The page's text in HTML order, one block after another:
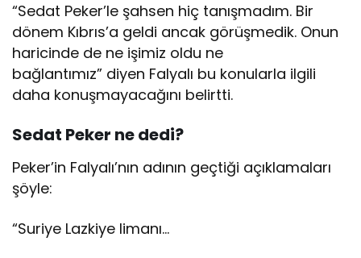
“Sedat Peker’le şahsen hiç tanışmadım. Bir
dönem Kıbrıs’a geldi ancak görüşmedik. Onun
haricinde de ne işimiz oldu ne
bağlantımız” diyen Falyalı bu konularla ilgili
daha konuşmayacağını belirtti.
Sedat Peker ne dedi?
Peker’in Falyalı’nın adının geçtiği açıklamaları
şöyle:
“Suriye Lazkiye limanı…